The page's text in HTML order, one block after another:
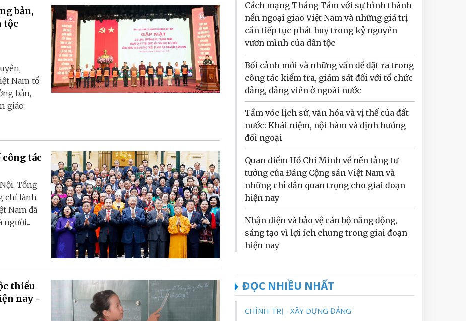
bản,
tộc
Nam tổ
bản,
giáo
công tác
Tổng
chí lãnh
Nam đã
người...
thiểu
nay -
Cách mạng Tháng Tám với sự hình thành
nền ngoại giao Việt Nam và những giá trị
cần tiếp tục phát huy trong kỷ nguyên
vươn mình của dân tộc
Bối cảnh mới và những vấn đề đặt ra trong
công tác kiểm tra, giám sát đối với tổ chức
đảng, đảng viên ở ngoài nước
Tầm vóc lịch sử, văn hóa và vị thế của đất
nước: Khái niệm, nội hàm và định hướng
đối ngoại
Quan điểm Hồ Chí Minh về nền tảng tư
tưởng của Đảng Cộng sản Việt Nam và
những chỉ dẫn quan trọng cho giai đoạn
hiện nay
Nhận diện và bảo vệ cán bộ năng động,
sáng tạo vì lợi ích chung trong giai đoạn
hiện nay
ĐỌC NHIỀU NHẤT
CHÍNH TRỊ - XÂY DỰNG ĐẢNG